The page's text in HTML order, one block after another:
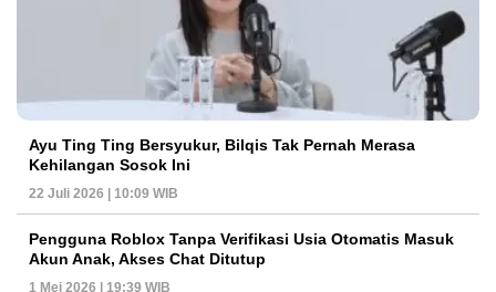
Ayu Ting Ting Bersyukur, Bilqis Tak Pernah Merasa
Kehilangan Sosok Ini
22 Juli 2026 | 10:09 WIB
Pengguna Roblox Tanpa Verifikasi Usia Otomatis Masuk
Akun Anak, Akses Chat Ditutup
1 Mei 2026 | 19:39 WIB